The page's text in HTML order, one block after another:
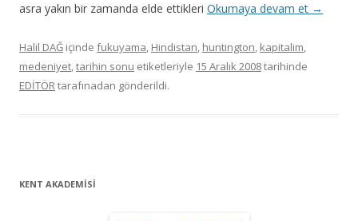
asra yakın bir zamanda elde ettikleri Okumaya devam et →
Halil DAĞ içinde fukuyama, Hindistan, huntington, kapitalim,
medeniyet,tarihin sonu etiketleriyle 15 Aralık 2008tarihinde
EDİTÖRtarafınadan gönderildi.
KENT AKADEMİSİ